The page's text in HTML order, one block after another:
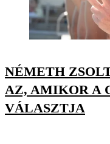
NÉMETH
AZ, AMIKOR A
VÁLASZTJA